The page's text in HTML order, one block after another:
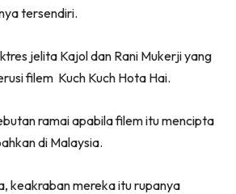
tersendiri.
jelita Kajol dan Rani Mukerji yang
filem Kuch Kuch Hota Hai.
ramai apabila filem itu mencipta
di Malaysia.
keakraban mereka itu rupanya